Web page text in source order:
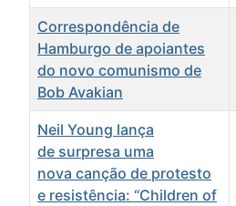
Correspondência de
Hamburgo de apoiantes
do novo comunismo de
Bob Avakian
Neil Young lança
de surpresa uma
nova canção de protesto
e resistência: “Children of